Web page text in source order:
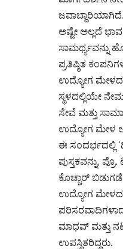
ಅಷ್ಟೇ ಅಲ್ಲದೆ
ಸಾಮರ್ಥ್ಯವನ್ನು
ಪ್ರತಿಷ್ಠಿತ
ಉದ್ಯೋಗ
ಸ್ಥಳದಲ್ಲಿಯೇ
ಸೇವೆ ಮತ್ತು
ಉದ್ಯೋಗ ಮೇಳ
ಈ ಸಂದರ್ಭದಲ್ಲಿ
ಪುಸ್ತಕವನ್ನು,
ಕೊಚ್ಚಾರ್
ಉದ್ಯೋಗ
ಮಾಧವ್ ಮತ್ತು
ಉಪಸ್ಥಿತರಿದ್ದರು.